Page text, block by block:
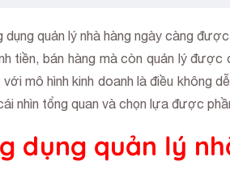
dụng quản lý nhà hàng ngày càng
tiền, bán hàng mà còn quản lý được
với mô hình kinh doanh là điều không
nhìn tổng quan và chọn lựa được
dụng quản lý